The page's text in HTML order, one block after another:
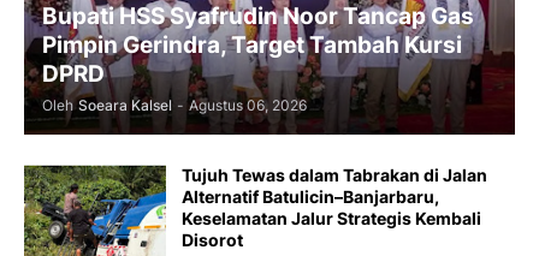
Bupati HSS Syafrudin Noor Tancap Gas
Pimpin Gerindra, Target Tambah Kursi
DPRD
Oleh Soeara Kalsel - Agustus 06, 2026
Tujuh Tewas dalam Tabrakan di Jalan
Alternatif Batulicin–Banjarbaru,
Keselamatan Jalur Strategis Kembali
Disorot